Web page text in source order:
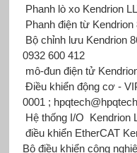
Phanh lò xo Kendrion
Phanh điện từ Kendrion
Bộ chỉnh lưu Kendrion
0932 600 412
mô-đun điện tử
Điều khiển động cơ -
0001 ;
Hệ thống I/O Kendrion
điều khiển EtherCAT
Bộ điều khiển công